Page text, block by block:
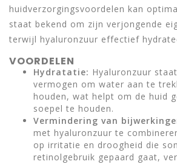
huidverzorgingsvoordelen kan
staat bekend om zijn verjongende
terwijl hyaluronzuur effectief
VOORDELEN
Hydratatie: Hyaluronzuur
vermogen om water aan te
houden, wat helpt om de huid
soepel te houden.
Vermindering van
met hyaluronzuur te
op irritatie en droogheid die
retinolgebruik gepaard gaat,